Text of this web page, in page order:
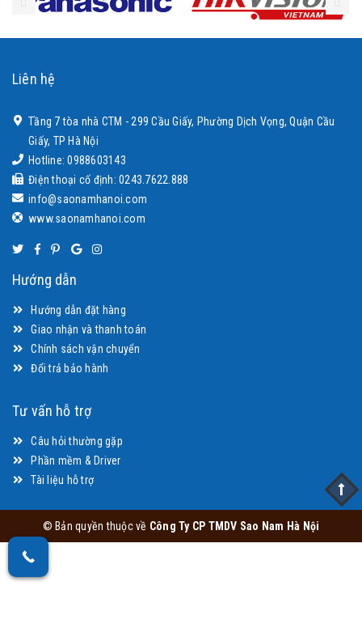
Liên hệ
Tầng 7 tòa nhà CTM - 299 Cầu Giấy, Phường Dịch Vọng, Quận Cầu
Giấy, TP Hà Nội
Hotline: 0988603143
Điện thoại cố định: 0243.7622.888
info@saonamhanoi.com
www.saonamhanoi.com
Hướng dẫn
Hướng dẫn đặt hàng
Giao nhận và thanh toán
Chính sách vận chuyển
Đổi trả bảo hành
Tư vấn hỗ trợ
Câu hỏi thường gặp
Phần mềm & Driver
Tài liệu hỗ trợ
© Bản quyền thuộc về Công Ty CP TMDV Sao Nam Hà Nội